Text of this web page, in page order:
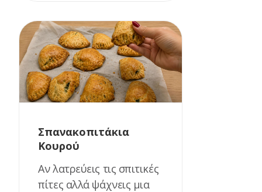
Σπανακοπιτάκια
Κουρού
Αν λατρεύεις τις σπιτικές
πίτες αλλά ψάχνεις μια